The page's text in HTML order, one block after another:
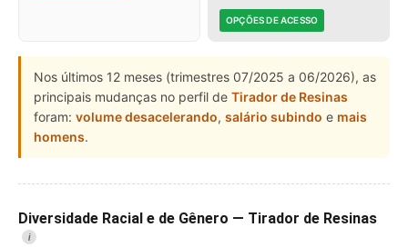
OPÇÕES DE ACESSO
Nos últimos 12 meses (trimestres 07/2025 a 06/2026), as
principais mudanças no perfil de Tirador de Resinas
foram: volume desacelerando, salário subindo e mais
homens.
Diversidade Racial e de Gênero — Tirador de Resinas
i